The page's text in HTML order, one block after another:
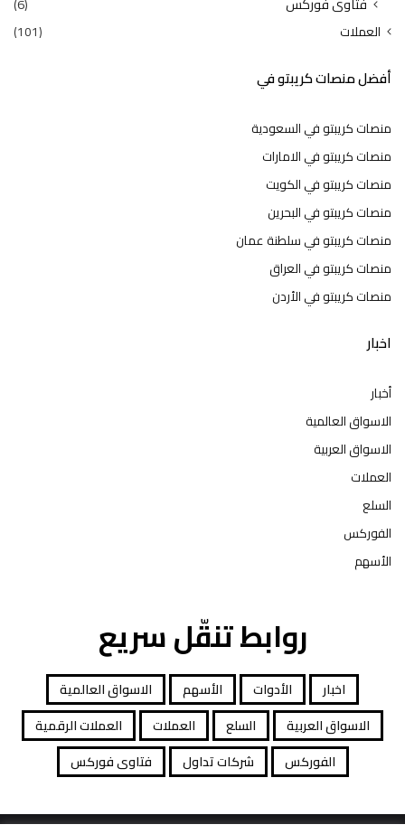
العملات (101)
أفضل منصات كريبتو في
منصات كريبتو في السعودية
منصات كريبتو في الامارات
منصات كريبتو في الكويت
منصات كريبتو في البحرين
منصات كريبتو في سلطنة عمان
منصات كريبتو في العراق
منصات كريبتو في الأردن
اخبار
أخبار
الاسواق العالمية
الاسواق العربية
العملات
السلع
الفوركس
الأسهم
روابط تنقّل سريع
اخبار الأدوات الأسهم
الاسواق العالمية
الاسواق العربية
السلع العملات
العملات الرقمية
الفوركس
شركات تداول فتاوى فوركس